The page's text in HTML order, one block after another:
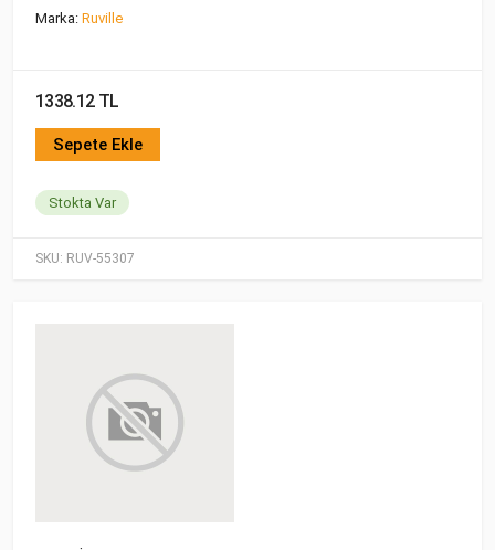
SKU: RUV-55307
Marka: Ruville
1338.12 TL
Sepete Ekle
Stokta Var